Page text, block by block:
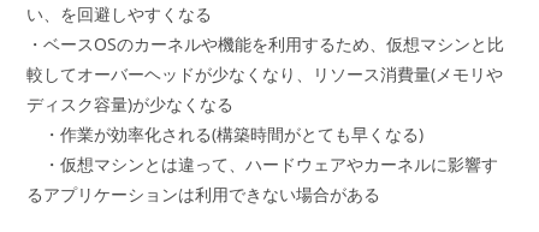
い、を回避しやすくなる
・ベースOSのカーネルや機能を利用するため、仮想マシンと比
較してオーバーヘッドが少なくなり、リソース消費量(メモリや
ディスク容量)が少なくなる
・作業が効率化される(構築時間がとても早くなる)
・仮想マシンとは違って、ハードウェアやカーネルに影響す
るアプリケーションは利用できない場合がある